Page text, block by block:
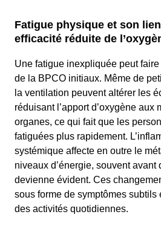
Fatigue physique et son
efficacité réduite de
Une fatigue inexpliquée peut
de la BPCO initiaux. Même de
la ventilation peuvent altérer les
réduisant l’apport d’oxygène aux
organes, ce qui fait que les
fatiguées plus rapidement.
systémique affecte en outre le
niveaux d’énergie, souvent avant
devienne évident. Ces
sous forme de symptômes subtils
des activités quotidiennes.